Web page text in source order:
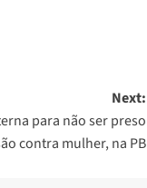
Next:
para não ser preso
contra mulher, na PB